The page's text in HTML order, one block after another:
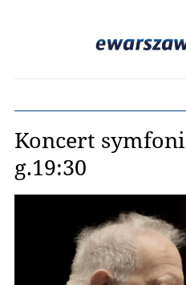
Koncert
g.19:30